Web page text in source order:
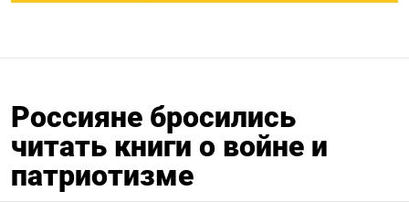
Россияне бросились
читать книги о войне и
патриотизме